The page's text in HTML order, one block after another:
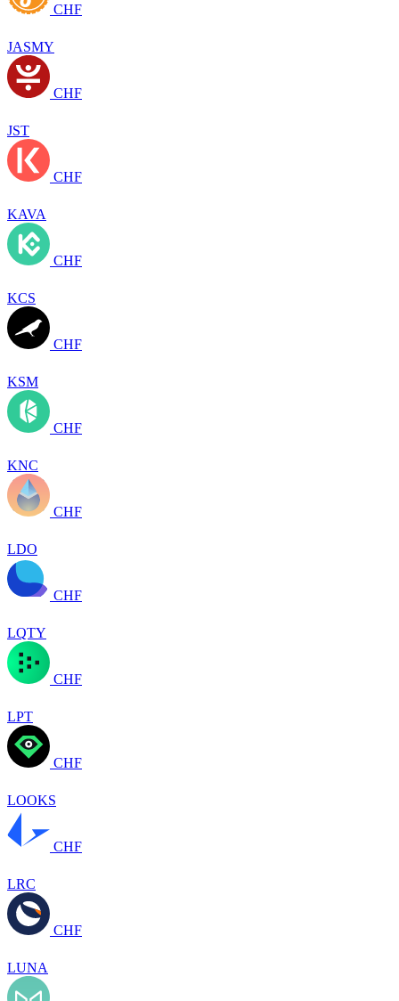
CHF
JASMY
CHF
JST
CHF
KAVA
CHF
KCS
CHF
KSM
CHF
KNC
CHF
LDO
CHF
LQTY
CHF
LPT
CHF
LOOKS
CHF
LRC
CHF
LUNA